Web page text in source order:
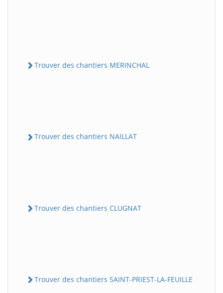
Trouver des chantiers MERINCHAL
Trouver des chantiers NAILLAT
Trouver des chantiers CLUGNAT
Trouver des chantiers SAINT-PRIEST-LA-FEUILLE